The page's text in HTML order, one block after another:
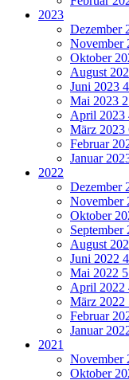
2023
Dezember
November
Oktober
August
Juni 2023
Mai 2023
April 2023
März 2023
Februar
Januar
2022
Dezember
November
Oktober
September
August
Juni 2022
Mai 2022
April 2022
März 2022
Februar
Januar
2021
November
Oktober